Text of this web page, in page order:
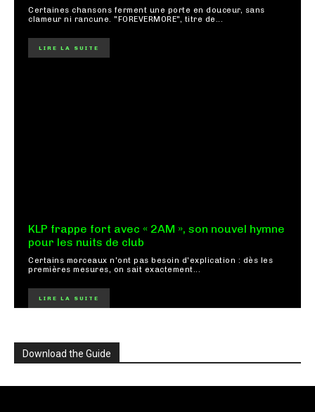
Certaines chansons ferment une porte en douceur, sans
clameur ni rancune. "FOREVERMORE", titre de...
LIRE LA SUITE
KLP frappe fort avec « 2AM », son nouvel hymne
pour les nuits de club
Certains morceaux n'ont pas besoin d'explication : dès les
premières mesures, on sait exactement...
LIRE LA SUITE
Download the Guide